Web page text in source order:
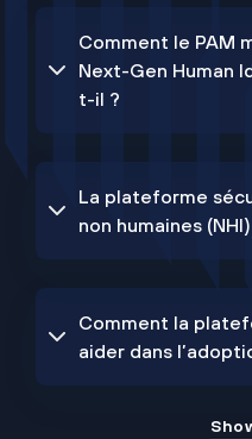
Comment le PAM
Next-Gen Human
t-il ?
La plateforme
non humaines
Comment la
aider dans